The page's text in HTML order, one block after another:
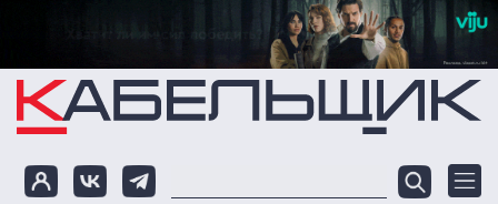
Перейти к основному содержанию